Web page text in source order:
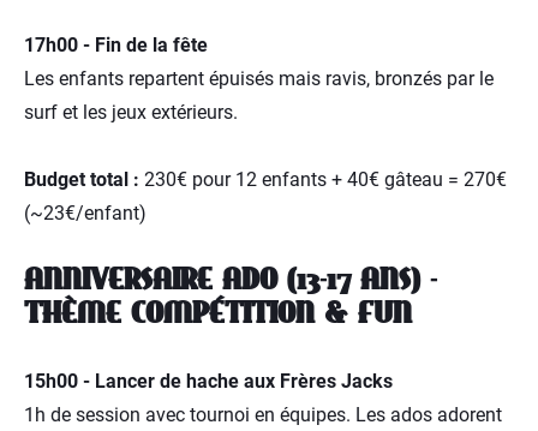
17h00 - Fin de la fête
Les enfants repartent épuisés mais ravis, bronzés par le
surf et les jeux extérieurs.
Budget total : 230€ pour 12 enfants + 40€ gâteau = 270€
(~23€/enfant)
ANNIVERSAIRE ADO (13-17 ANS) -
THÈME COMPÉTITION & FUN
15h00 - Lancer de hache aux Frères Jacks
1h de session avec tournoi en équipes. Les ados adorent